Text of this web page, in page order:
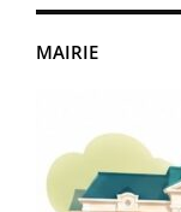
MAIRIE